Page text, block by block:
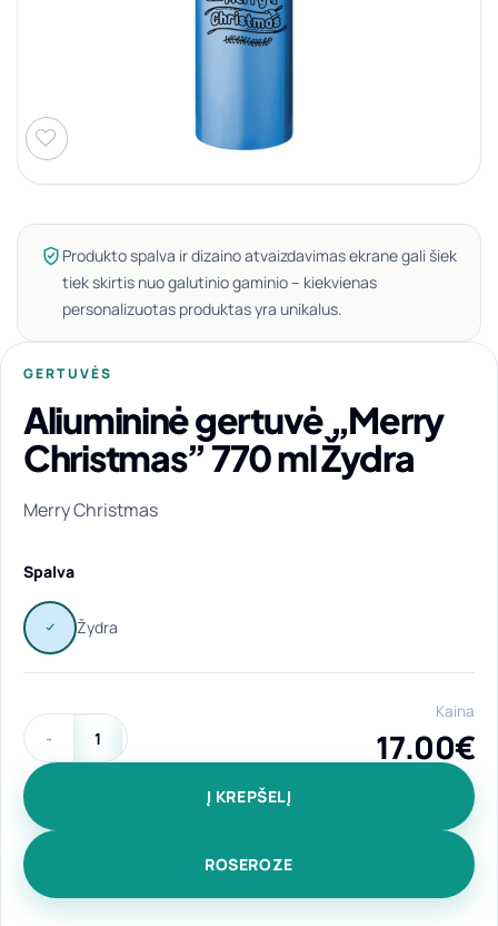
Produkto spalva ir dizaino atvaizdavimas ekrane gali šiek
tiek skirtis nuo galutinio gaminio – kiekvienas
personalizuotas produktas yra unikalus.
GERTUVĖS
Aliumininė gertuvė „Merry
Christmas” 770 ml Žydra
Merry Christmas
Spalva
produkto kiekis: Aliumininė gertuvė "Merry Christmas" 770
Kaina
17.00€
Į KREPŠELĮ
ROSEROZE